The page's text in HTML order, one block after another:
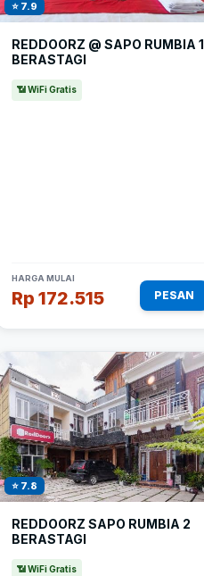
⭐ 7.9
REDDOORZ @ SAPO RUMBIA 1
BERASTAGI
📶 WiFi Gratis
HARGA MULAI
Rp 172.515 PESAN
⭐ 7.8
REDDOORZ SAPO RUMBIA 2
BERASTAGI
📶 WiFi Gratis